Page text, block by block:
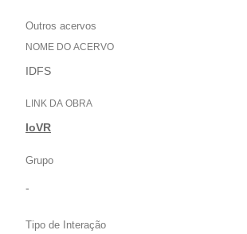
Outros acervos
NOME DO ACERVO
IDFS
LINK DA OBRA
loVR
Grupo
-
Tipo de Interação